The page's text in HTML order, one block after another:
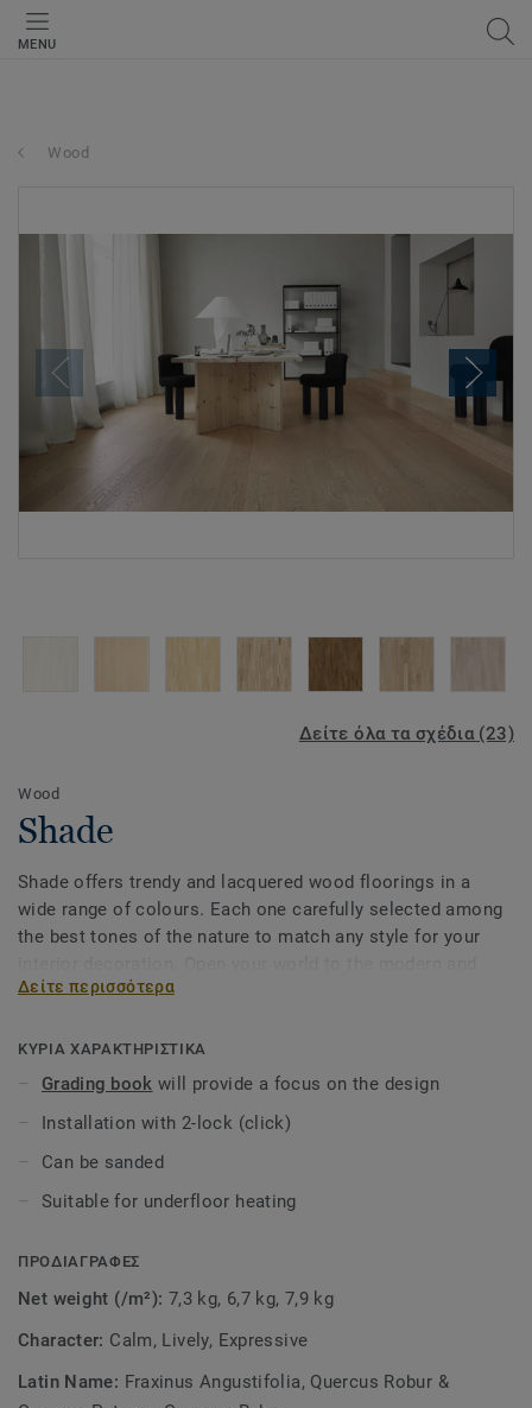
MENU
Wood
Δείτε όλα τα σχέδια (23)
Wood
Shade
Shade offers trendy and lacquered wood floorings in a
wide range of colours. Each one carefully selected among
the best tones of the nature to match any style for your
trendy look that nature itself provided for you to enjoy.
Δείτε περισσότερα
ΚΥΡΙΑ ΧΑΡΑΚΤΗΡΙΣΤΙΚΑ
Grading book will provide a focus on the design
Installation with 2-lock (click)
Can be sanded
Suitable for underfloor heating
ΠΡΟΔΙΑΓΡΑΦΕΣ
Net weight (/m²): 7,3 kg, 6,7 kg, 7,9 kg
Character: Calm, Lively, Expressive
Latin Name: Fraxinus Angustifolia, Quercus Robur &